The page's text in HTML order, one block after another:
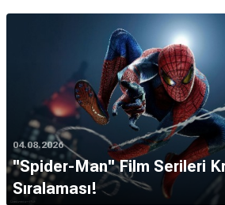
04.08.2026
''Spider-Man'' Film Serileri
Sıralaması!